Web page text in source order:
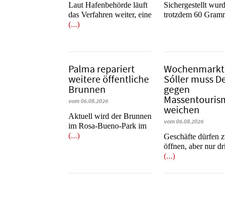
Laut Hafenbehörde läuft
das Verfahren weiter, eine
(...)
​​​​​​​Sichergestellt
trotzdem 60
Palma repariert
weitere öffentliche
Brunnen
vom 06.08.2026
Aktuell wird der Brunnen
im Rosa-Bueno-Park im
(...)
Sóller muss
gegen
weichen
vom 06.08.2026
Geschäfte dürfen
öffnen, aber nur
(...)